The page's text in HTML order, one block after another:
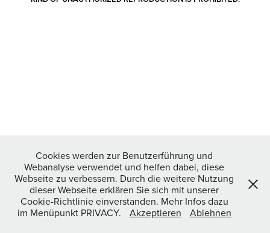
Cookies werden zur Benutzerführung und
Webanalyse verwendet und helfen dabei, diese
Webseite zu verbessern. Durch die weitere Nutzung
dieser Webseite erklären Sie sich mit unserer
Cookie-Richtlinie einverstanden. Mehr Infos dazu
im Menüpunkt PRIVACY.
Akzeptieren Ablehnen